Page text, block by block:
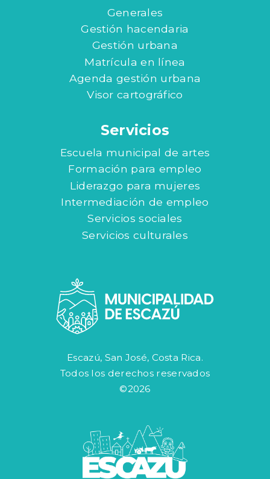
Generales
Gestión hacendaria
Gestión urbana
Matrícula en línea
Agenda gestión urbana
Visor cartográfico
Servicios
Escuela municipal de artes
Formación para empleo
Liderazgo para mujeres
Intermediación de empleo
Servicios sociales
Servicios culturales
Escazú, San José, Costa Rica.
Todos los derechos reservados
©2026